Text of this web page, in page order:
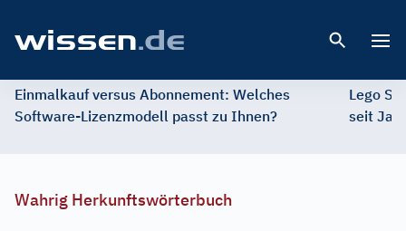
Einmalkauf versus Abonnement: Welches
Software-Lizenzmodell passt zu Ihnen?
Lego
seit
Wahrig Herkunftswörterbuch